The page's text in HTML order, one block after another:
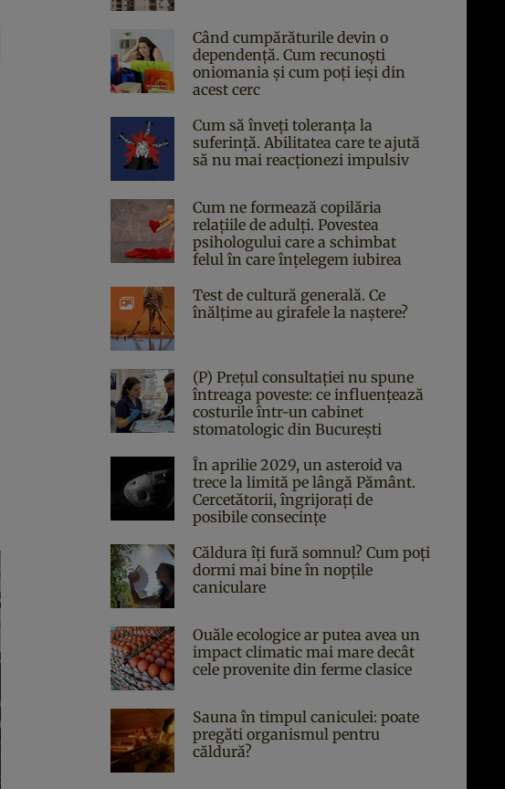
Când cumpărăturile devin o
dependență. Cum recunoști
oniomania și cum poți ieși din
acest cerc
Cum să înveți toleranța la
suferință. Abilitatea care te ajută
să nu mai reacționezi impulsiv
Cum ne formează copilăria
relațiile de adulți. Povestea
psihologului care a schimbat
felul în care înțelegem iubirea
Test de cultură generală. Ce
înălțime au girafele la naștere?
(P) Prețul consultației nu spune
întreaga poveste: ce influențează
costurile într-un cabinet
stomatologic din București
În aprilie 2029, un asteroid va
trece la limită pe lângă Pământ.
Cercetătorii, îngrijorați de
posibile consecințe
Căldura îți fură somnul? Cum poți
dormi mai bine în nopțile
caniculare
Ouăle ecologice ar putea avea un
impact climatic mai mare decât
cele provenite din ferme clasice
Sauna în timpul caniculei: poate
pregăti organismul pentru
căldură?